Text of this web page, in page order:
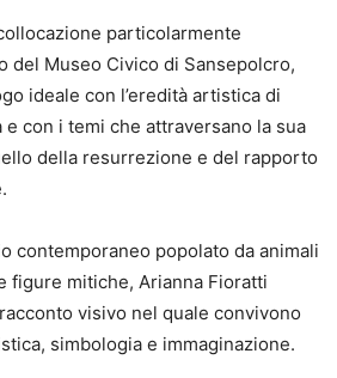
particolarmente
del Museo Civico di Sansepolcro,
ideale con l’eredità artistica di
e con i temi che attraversano la sua
della resurrezione e del rapporto
contemporaneo popolato da animali
figure mitiche, Arianna Fioratti
visivo nel quale convivono
simbologia e immaginazione.